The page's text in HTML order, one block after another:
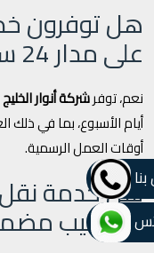
هل توفرون
على مدار 24 ساعة؟
نعم، توفرشركة أنوار الخليج
أيام الأسبوع، بما في ذلك
أوقات العمل الرسمية.
هل خدمة
والتركيب